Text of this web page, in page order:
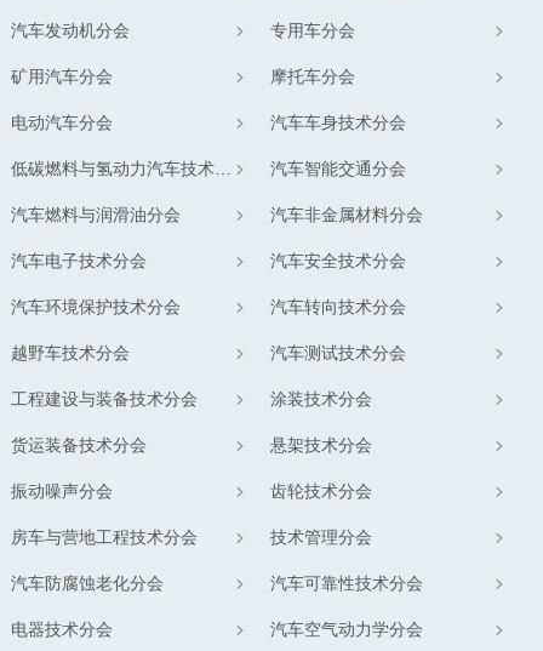
汽车发动机分会 专用车分会
矿用汽车分会 摩托车分会
电动汽车分会 汽车车身技术分会
低碳燃料与氢动力汽车技术分会 汽车智能交通分会
汽车燃料与润滑油分会 汽车非金属材料分会
汽车电子技术分会 汽车安全技术分会
汽车环境保护技术分会 汽车转向技术分会
越野车技术分会 汽车测试技术分会
工程建设与装备技术分会 涂装技术分会
货运装备技术分会 悬架技术分会
振动噪声分会 齿轮技术分会
房车与营地工程技术分会 技术管理分会
汽车防腐蚀老化分会 汽车可靠性技术分会
电器技术分会 汽车空气动力学分会